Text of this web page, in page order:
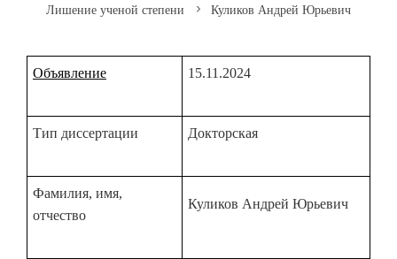
Лишение ученой степени
Куликов Андрей Юрьевич
Объявление 15.11.2024
Тип диссертации Докторская
Фамилия, имя,
отчество
Куликов Андрей Юрьевич